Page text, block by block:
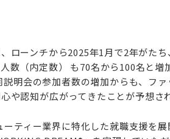
ローンチから2025年1月で2年がた
数（内定数） も70名から100名と
説明会の参加者数の増加からも、フ
や認知が広がってきたことが予想さ
ーティー業界に特化した就職支援を